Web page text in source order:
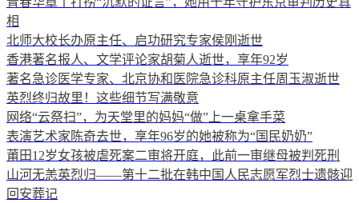
相
北师大校长办原主任、启功研究专家侯刚逝世
香港著名报人、文学评论家胡菊人逝世，享年92岁
著名急诊医学专家、北京协和医院急诊科原主任周玉淑逝世
英烈终归故里！这些细节写满敬意
网络“云祭扫”，为天堂里的妈妈“做”上一桌拿手菜
表演艺术家陈奇去世，享年96岁的她被称为“国民奶奶”
莆田12岁女孩被虐死案二审将开庭，此前一审继母被判死刑
山河无恙英烈归——第十二批在韩中国人民志愿军烈士遗骸迎
回安葬记